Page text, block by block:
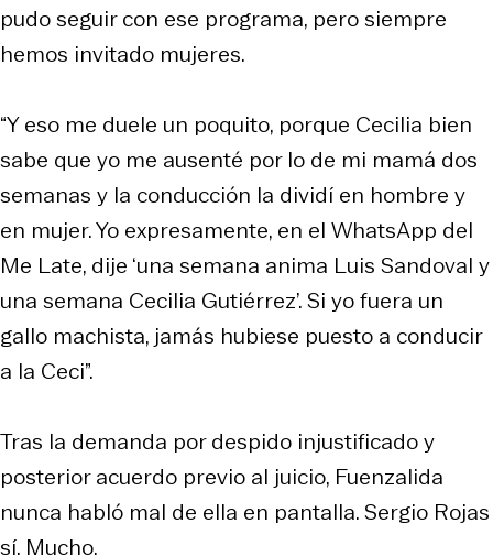
pudo seguir con ese programa, pero siempre
hemos invitado mujeres.
“Y eso me duele un poquito, porque Cecilia bien
sabe que yo me ausenté por lo de mi mamá dos
semanas y la conducción la dividí en hombre y
en mujer. Yo expresamente, en el WhatsApp del
Me Late, dije ‘una semana anima Luis Sandoval y
una semana Cecilia Gutiérrez’. Si yo fuera un
gallo machista, jamás hubiese puesto a conducir
a la Ceci”.
Tras la demanda por despido injustificado y
posterior acuerdo previo al juicio, Fuenzalida
nunca habló mal de ella en pantalla. Sergio Rojas
sí. Mucho.